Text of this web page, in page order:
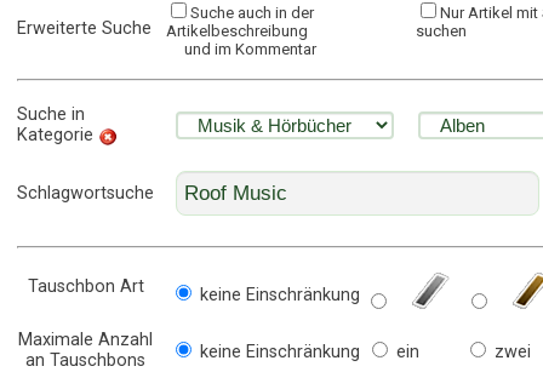
Erweiterte Suche
Suche auch in der
Artikelbeschreibung
und im Kommentar
Nur Artikel
suchen
Suche in
Kategorie
Schlagwortsuche
Tauschbon Art keine Einschränkung
Maximale Anzahl
an Tauschbons
keine Einschränkung ein zwei